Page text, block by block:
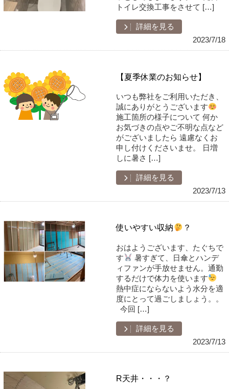
トイレ交換工事をさせて […]
詳細を見る
2023/7/18
【夏季休業のお知らせ】
いつも弊社をご利用いただき、
誠にありがとうございます
施工箇所の様子について 何か
お気づきの点やご不明な点など
がございましたら 遠慮なくお
申し付けくださいませ。 日増
しに暑さ […]
詳細を見る
2023/7/13
使いやすい収納 ？
おはようございます、たぐちで
す
暑すぎて、日傘とハンデ
ィファンが手放せません。通勤
するだけで体力を使います
熱中症にならないよう水分を適
度にとって過ごしましょう。。
今回 […]
詳細を見る
2023/7/13
R天井・・・？